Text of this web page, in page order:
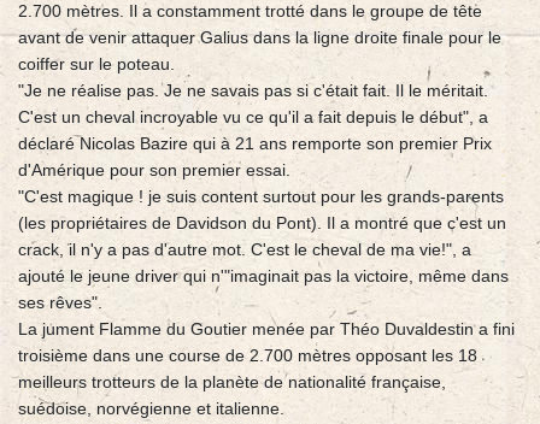
2.700 mètres. Il a constamment trotté dans le groupe de tête
avant de venir attaquer Galius dans la ligne droite finale pour le
coiffer sur le poteau.
"Je ne réalise pas. Je ne savais pas si c'était fait. Il le méritait.
C'est un cheval incroyable vu ce qu'il a fait depuis le début", a
déclaré Nicolas Bazire qui à 21 ans remporte son premier Prix
d'Amérique pour son premier essai.
"C'est magique ! je suis content surtout pour les grands-parents
(les propriétaires de Davidson du Pont). Il a montré que c'est un
crack, il n'y a pas d'autre mot. C'est le cheval de ma vie!", a
ajouté le jeune driver qui n'"imaginait pas la victoire, même dans
ses rêves".
La jument Flamme du Goutier menée par Théo Duvaldestin a fini
troisième dans une course de 2.700 mètres opposant les 18
meilleurs trotteurs de la planète de nationalité française,
suédoise, norvégienne et italienne.